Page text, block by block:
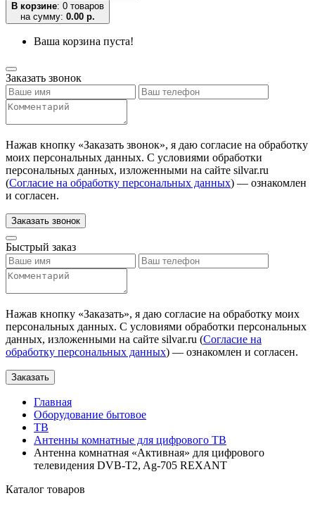
В корзине: 0 товаров
на сумму: 0.00 р.
Ваша корзина пуста!
Заказать звонок
Нажав кнопку «Заказать звонок», я даю согласие на обработку
моих персональных данных. С условиями обработки
персональных данных, изложенными на сайте silvar.ru
(Согласие на обработку персональных данных) — ознакомлен
и согласен.
Заказать звонок
Быстрый заказ
Нажав кнопку «Заказать», я даю согласие на обработку моих
персональных данных. С условиями обработки персональных
данных, изложенными на сайте silvar.ru (Согласие на
обработку персональных данных) — ознакомлен и согласен.
Заказать
Главная
Оборудование бытовое
ТВ
Антенны комнатные для цифрового ТВ
Антенна комнатная «Активная» для цифрового
телевидения DVB-T2, Ag-705 REXANT
Каталог товаров